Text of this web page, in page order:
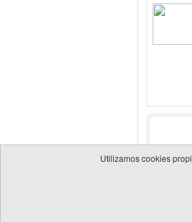
Utilizamos cookies